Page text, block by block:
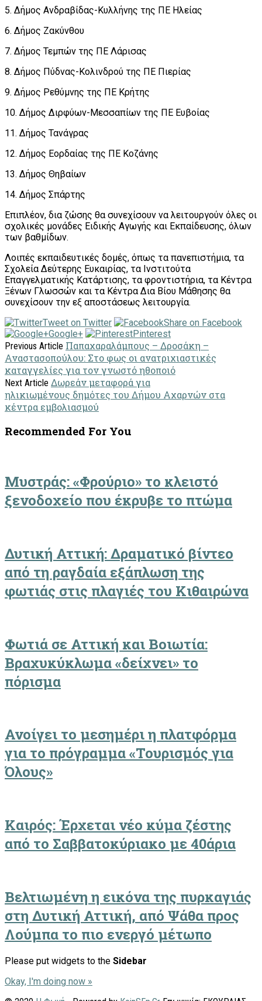
5. Δήμος Ανδραβίδας-Κυλλήνης της ΠΕ Ηλείας
6. Δήμος Ζακύνθου
7. Δήμος Τεμπών της ΠΕ Λάρισας
8. Δήμος Πύδνας-Κολινδρού της ΠΕ Πιερίας
9. Δήμος Ρεθύμνης της ΠΕ Κρήτης
10. Δήμος Διρφύων-Μεσσαπίων της ΠΕ Ευβοίας
11. Δήμος Τανάγρας
12. Δήμος Εορδαίας της ΠΕ Κοζάνης
13. Δήμος Θηβαίων
14. Δήμος Σπάρτης
Επιπλέον, δια ζώσης θα συνεχίσουν να λειτουργούν όλες οι
σχολικές μονάδες Ειδικής Αγωγής και Εκπαίδευσης, όλων
των βαθμίδων.
Λοιπές εκπαιδευτικές δομές, όπως τα πανεπιστήμια, τα
Σχολεία Δεύτερης Ευκαιρίας, τα Ινστιτούτα
Επαγγελματικής Κατάρτισης, τα φροντιστήρια, τα Κέντρα
Ξένων Γλωσσών και τα Κέντρα Δια Βίου Μάθησης θα
συνεχίσουν την εξ αποστάσεως λειτουργία.
Tweet on Twitter
Share on Facebook
Google+
Pinterest
Previous Article Παπαχαραλάμπους – Δροσάκη –
Αναστασοπούλου: Στο φως οι ανατριχιαστικές
καταγγελίες για τον γνωστό ηθοποιό
Next Article Δωρεάν μεταφορά για
ηλικιωμένους δημότες του Δήμου Αχαρνών στα
κέντρα εμβολιασμού
Recommended For You
Μυστράς: «Φρούριο» το κλειστό
ξενοδοχείο που έκρυβε το πτώμα
Δυτική Αττική: Δραματικό βίντεο
από τη ραγδαία εξάπλωση της
φωτιάς στις πλαγιές του Κιθαιρώνα
Φωτιά σε Αττική και Βοιωτία:
Βραχυκύκλωμα «δείχνει» το
πόρισμα
Ανοίγει το μεσημέρι η πλατφόρμα
για το πρόγραμμα «Τουρισμός για
Όλους»
Καιρός: Έρχεται νέο κύμα ζέστης
από το Σαββατοκύριακο με 40άρια
Βελτιωμένη η εικόνα της πυρκαγιάς
στη Δυτική Αττική, από Ψάθα προς
Λούμπα το πιο ενεργό μέτωπο
Please put widgets to the Sidebar
Okay, I'm doing now »